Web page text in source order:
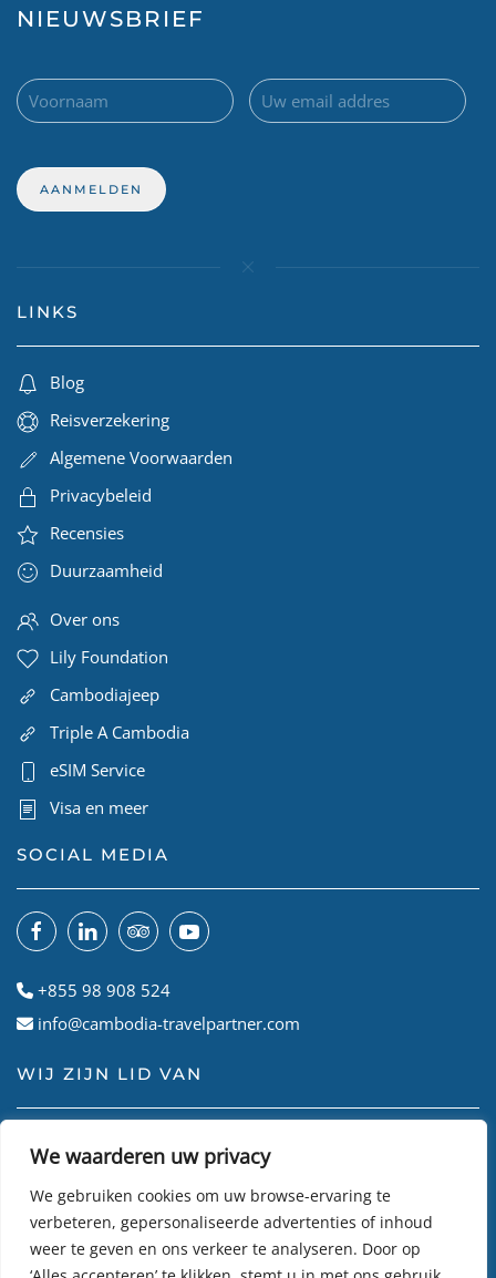
We waarderen uw privacy
We gebruiken cookies om uw browse-ervaring te
verbeteren, gepersonaliseerde advertenties of inhoud
weer te geven en ons verkeer te analyseren. Door op
NIEUWSBRIEF
LINKS
Blog
Reisverzekering
Algemene Voorwaarden
Privacybeleid
Recensies
Duurzaamheid
Over ons
Lily Foundation
Cambodiajeep
Triple A Cambodia
eSIM Service
Visa en meer
SOCIAL MEDIA
+855 98 908 524
info@cambodia-travelpartner.com
WIJ ZIJN LID VAN